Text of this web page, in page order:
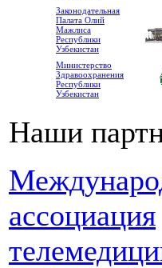
Законодательная
Палата Олий
Мажлиса
Республики
Узбекистан
Министерство
Здравоохранения
Республики
Узбекистан
Наши
ассоциация